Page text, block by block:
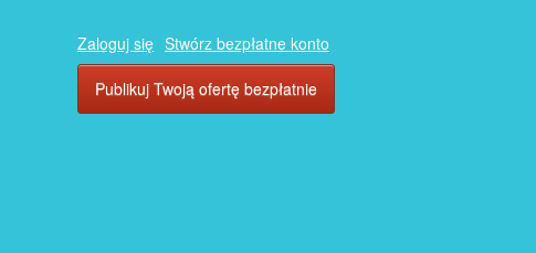
Zaloguj się Stwórz bezpłatne konto
Publikuj Twoją ofertę bezpłatnie